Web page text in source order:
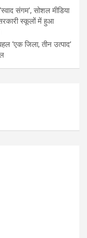
संगम’, सोशल मीडिया
स्कूलों में हुआ
‘एक जिला, तीन उत्पाद’